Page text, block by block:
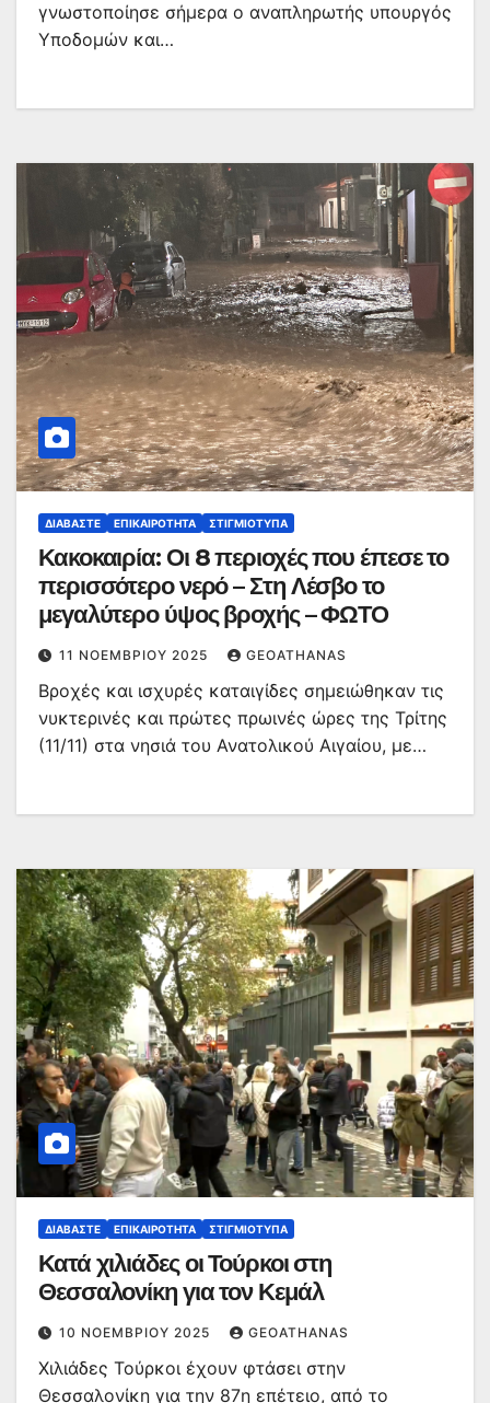
γνωστοποίησε σήμερα ο αναπληρωτής υπουργός
Υποδομών και…
ΔΙΑΒΆΣΤΕ ΕΠΙΚΑΙΡΌΤΗΤΑ ΣΤΙΓΜΙΌΤΥΠΑ
Κακοκαιρία: Οι 8 περιοχές που έπεσε το
περισσότερο νερό – Στη Λέσβο το
μεγαλύτερο ύψος βροχής – ΦΩΤΟ
11 ΝΟΕΜΒΡΊΟΥ 2025 GEOATHANAS
Βροχές και ισχυρές καταιγίδες σημειώθηκαν τις
νυκτερινές και πρώτες πρωινές ώρες της Τρίτης
(11/11) στα νησιά του Ανατολικού Αιγαίου, με…
ΔΙΑΒΆΣΤΕ ΕΠΙΚΑΙΡΌΤΗΤΑ ΣΤΙΓΜΙΌΤΥΠΑ
Κατά χιλιάδες οι Τούρκοι στη
Θεσσαλονίκη για τον Κεμάλ
10 ΝΟΕΜΒΡΊΟΥ 2025 GEOATHANAS
Χιλιάδες Τούρκοι έχουν φτάσει στην
Θεσσαλονίκη για την 87η επέτειο, από το